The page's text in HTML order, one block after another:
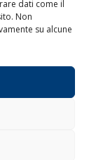
dati come il
Non
su alcune